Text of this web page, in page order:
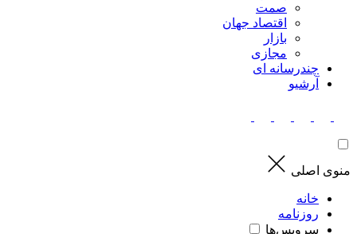
صمت
اقتصاد جهان
بازار
مجازی
چندرسانه ای
آرشیو
منوی اصلی
خانه
روزنامه
سرویس‌ها